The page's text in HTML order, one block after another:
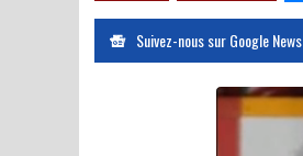
Suivez-nous sur Google News